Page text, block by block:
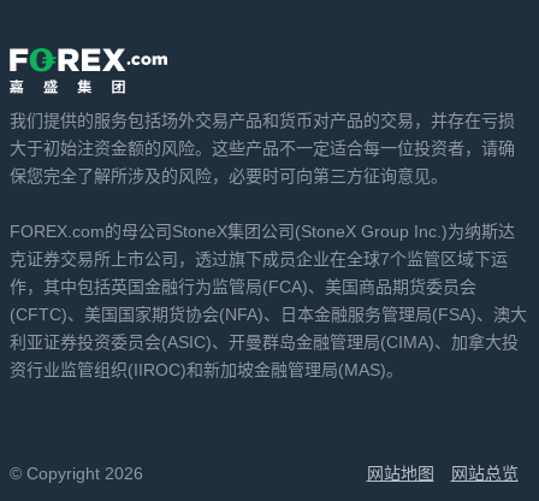
我们提供的服务包括场外交易产品和货币对产品的交易，并存在亏损
大于初始注资金额的风险。这些产品不一定适合每一位投资者，请确
保您完全了解所涉及的风险，必要时可向第三方征询意见。
FOREX.com的母公司StoneX集团公司(StoneX Group Inc.)为纳斯达
克证券交易所上市公司，透过旗下成员企业在全球7个监管区域下运
作，其中包括英国金融行为监管局(FCA)、美国商品期货委员会
(CFTC)、美国国家期货协会(NFA)、日本金融服务管理局(FSA)、澳大
利亚证券投资委员会(ASIC)、开曼群岛金融管理局(CIMA)、加拿大投
资行业监管组织(IIROC)和新加坡金融管理局(MAS)。
© Copyright 2026 网站地图 网站总览